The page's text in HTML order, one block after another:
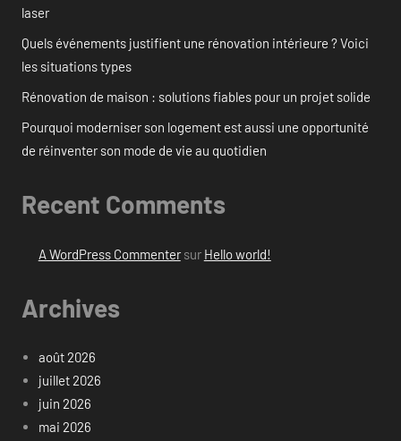
laser
Quels événements justifient une rénovation intérieure ? Voici
les situations types
Rénovation de maison : solutions fiables pour un projet solide
Pourquoi moderniser son logement est aussi une opportunité
de réinventer son mode de vie au quotidien
Recent Comments
A WordPress Commentersur Hello world!
Archives
août 2026
juillet 2026
juin 2026
mai 2026